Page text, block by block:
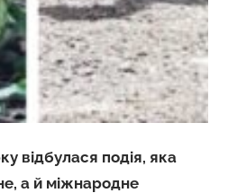
відбулася подія, яка
а й міжнародне